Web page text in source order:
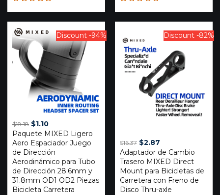
Rated
5.00out
of 5
Rated
5.00out
Discount -94%
$18.18 Original
price
was:
$18.18.
$1.10Current
price
is:
$1.10.
Paquete MIXED Ligero
Aero Espaciador Juego
de Dirección
Aerodinámico para Tubo
de Dirección 28.6mm y
31.8mm OD1 OD2 Piezas
Bicicleta Carretera
Discount -82%
$16.37 Original
price
was:
$16.37.
$2.87
price
is:
$2.87.
Adaptador de Cambio
Trasero MIXED Direct
Mount para Bicicletas de
Carretera con Freno de
Disco Thru-axle